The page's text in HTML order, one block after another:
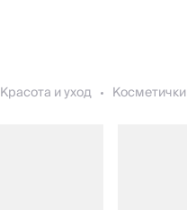
Красота и уход Косметички